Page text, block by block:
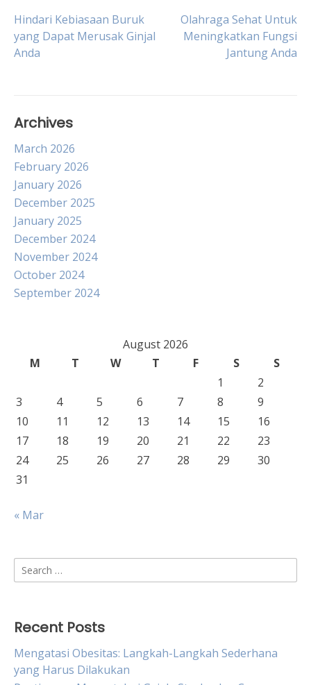
Post
navigation
Hindari Kebiasaan Buruk
yang Dapat Merusak Ginjal
Anda
Olahraga Sehat Untuk
Meningkatkan Fungsi
Jantung Anda
Archives
March 2026
February 2026
January 2026
December 2025
January 2025
December 2024
November 2024
October 2024
September 2024
August 2026
M
T W T F S
S
1
2
3
4 5 6 7 8
9
10
11 12 13 14 15
16
17
18 19 20 21 22
23
24
25 26 27 28 29
30
31
« Mar
Search
for:
Recent Posts
Mengatasi Obesitas: Langkah-Langkah Sederhana
yang Harus Dilakukan